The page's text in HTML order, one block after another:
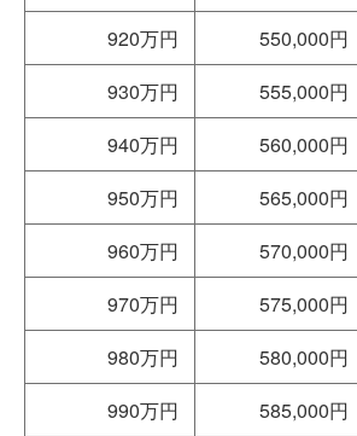
920万円
550,000円
930万円
555,000円
940万円
560,000円
950万円
565,000円
960万円
570,000円
970万円
575,000円
980万円
580,000円
990万円
585,000円